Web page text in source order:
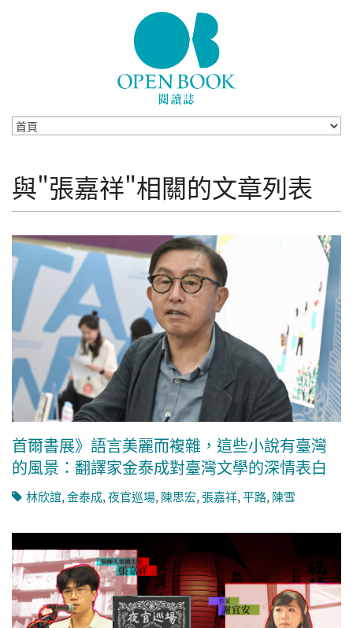
與"張嘉祥"相關的文章列表
首爾書展》語言美麗而複雜，這些小說有臺灣
的風景：翻譯家金泰成對臺灣文學的深情表白
林欣誼,金泰成,夜官巡場,陳思宏,張嘉祥,平路,陳雪